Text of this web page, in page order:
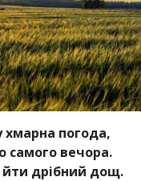
хмарна погода,
самого вечора.
дрібний дощ.